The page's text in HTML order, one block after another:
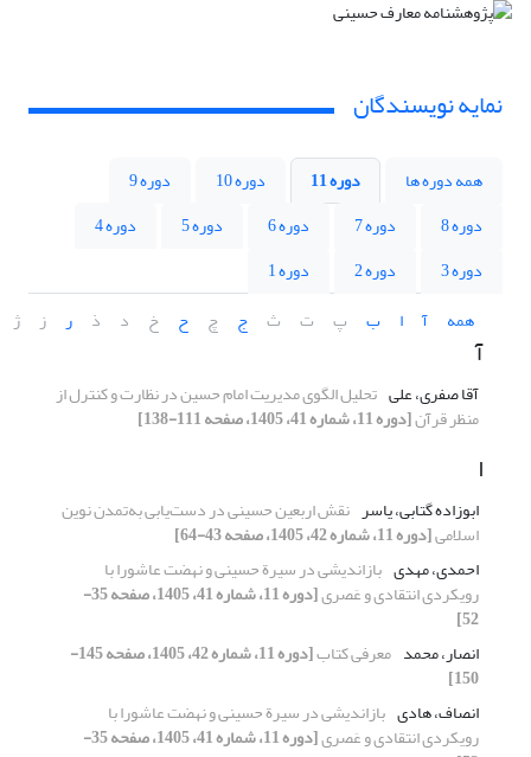
نمایه نویسندگان
همه دوره ها دوره 11 دوره 10
دوره 9
دوره 8
دوره 7 دوره 6 دوره 5
دوره 4
دوره 3
دوره 2
دوره 1
همه
آ ا ب پ ت ث ج چ ح خ د ذ ر ز ژ
آ
آقا صفری، علی تحلیل الگوی مدیریت امام حسین در نظارت و کنترل از
منظر قرآن[دوره 11، شماره 41، 1405، صفحه 111-138]
ا
ابوزاده گتابی، یاسر نقش اربعین حسینی در دست‌یابی به‌تمدن نوین
اسلامی[دوره 11، شماره 42، 1405، صفحه 43-64]
احمدی، مهدی بازاندیشی در سیرة حسینی و نهضت عاشورا با
رویکردی انتقادی و عَصری [دوره 11، شماره 41، 1405، صفحه 35-
52]
انصار، محمد معرفی کتاب [دوره 11، شماره 42، 1405، صفحه 145-
150]
انصاف، هادی بازاندیشی در سیرة حسینی و نهضت عاشورا با
رویکردی انتقادی و عَصری [دوره 11، شماره 41، 1405، صفحه 35-